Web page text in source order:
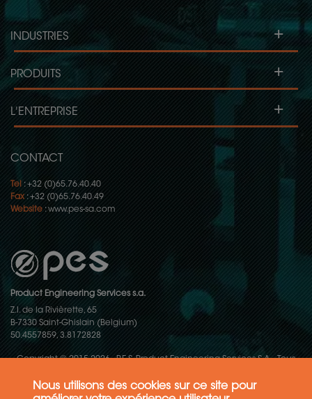
Nous utilisons des cookies sur ce site pour
CONTACT
Tel : +32 (0)65.76.40.40
Fax : +32 (0)65.76.40.49
Website :www.pes-sa.com
Product Engineering Services s.a.
Z.I. de la Rivièrette, 65
B-7330 Saint-Ghislain (Belgium)
50.4557859, 3.8172828
INDUSTRIES +
PRODUITS +
L'ENTREPRISE +
Copyright © 2015-2026 - P.E.S. Product Engineering Services S.A. - Tous
Politique de protection des données